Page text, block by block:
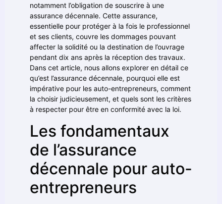
notamment l’obligation de souscrire à une
assurance décennale. Cette assurance,
essentielle pour protéger à la fois le professionnel
et ses clients, couvre les dommages pouvant
affecter la solidité ou la destination de l’ouvrage
pendant dix ans après la réception des travaux.
Dans cet article, nous allons explorer en détail ce
qu’est l’assurance décennale, pourquoi elle est
impérative pour les auto-entrepreneurs, comment
la choisir judicieusement, et quels sont les critères
à respecter pour être en conformité avec la loi.
Les fondamentaux
de l’assurance
décennale pour auto-
entrepreneurs